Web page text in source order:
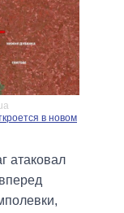
в новом
атаковал